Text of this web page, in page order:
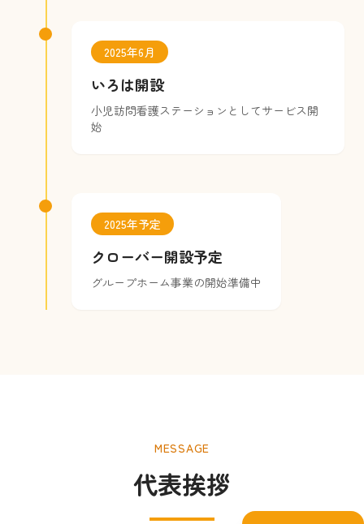
2025年6月
いろは開設
小児訪問看護ステーションとしてサービス開
始
2025年予定
クローバー開設予定
グループホーム事業の開始準備中
MESSAGE
代表挨拶